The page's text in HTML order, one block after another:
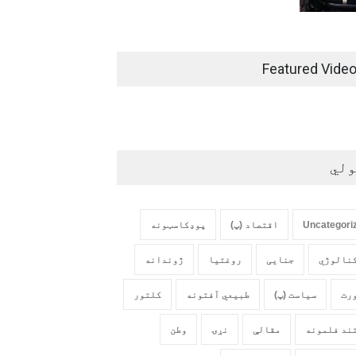
Featured
اقتصاد (پ) پوډکاسټونه
جنایی روغتیا ژوندانه
سیاست (پ) طبیعي آفتونه کلتور
فلمونه مقالې نړۍ وطن